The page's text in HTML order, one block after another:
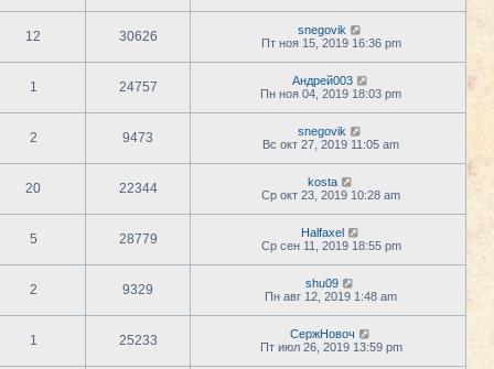
12 30626
snegovik
Пт ноя 15, 2019 16:36 pm
1 24757
Андрей003
Пн ноя 04, 2019 18:03 pm
2 9473
snegovik
Вс окт 27, 2019 11:05 am
20 22344
kosta
Ср окт 23, 2019 10:28 am
5 28779
Halfaxel
Ср сен 11, 2019 18:55 pm
2 9329
shu09
Пн авг 12, 2019 1:48 am
1 25233
СержНовоч
Пт июл 26, 2019 13:59 pm